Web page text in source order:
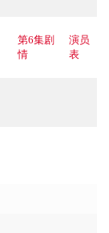
第6集剧
情
演员
表